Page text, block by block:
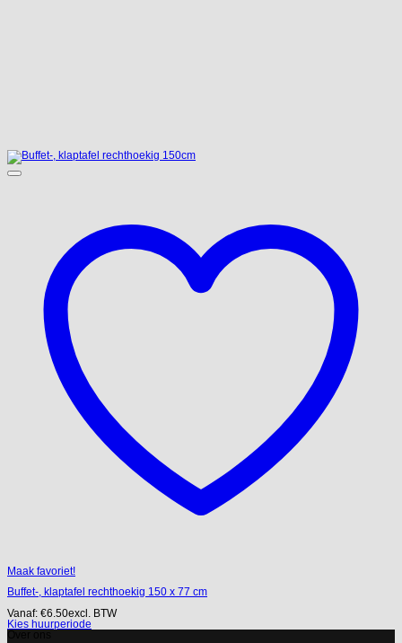
Maak favoriet!
Buffet-, klaptafel rechthoekig 150 x 77 cm
Vanaf: €6.50excl. BTW
Kies huurperiode